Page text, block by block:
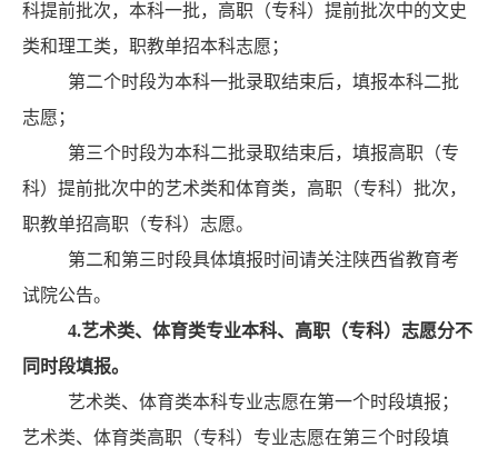
科提前批次，本科一批，高职（专科）提前批次中的文史
类和理工类，职教单招本科志愿；
第二个时段为本科一批录取结束后，填报本科二批
志愿；
第三个时段为本科二批录取结束后，填报高职（专
科）提前批次中的艺术类和体育类，高职（专科）批次，
职教单招高职（专科）志愿。
第二和第三时段具体填报时间请关注陕西省教育考
试院公告。
4.艺术类、体育类专业本科、高职（专科）志愿分不
同 时段填报。
艺术类、体育类本科专业志愿在第一个时段填报；
艺术类、体育类高职（专科）专业志愿在第三个时段填